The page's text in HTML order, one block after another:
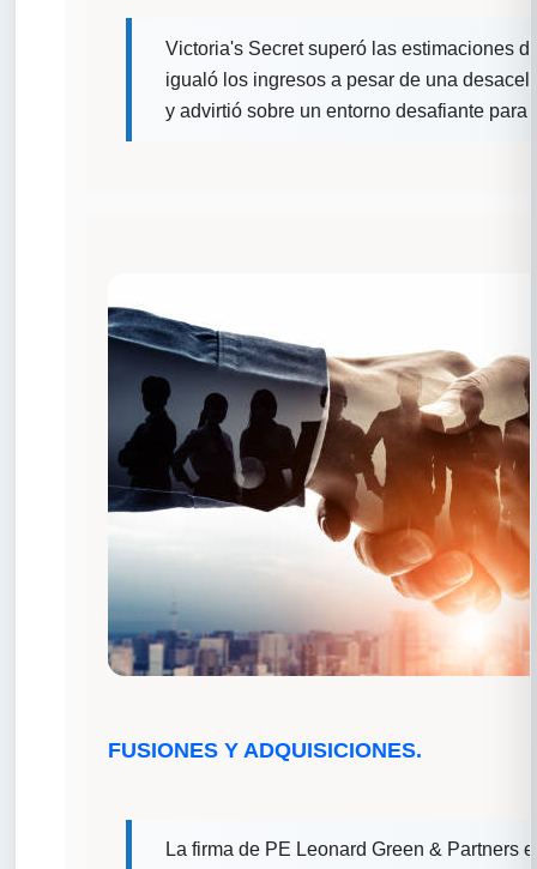
Victoria's Secret superó las estimaciones
igualó los ingresos a pesar de una
y advirtió sobre un entorno desafiante para
FUSIONES Y ADQUISICIONES.
La firma de PE Leonard Green & Partners